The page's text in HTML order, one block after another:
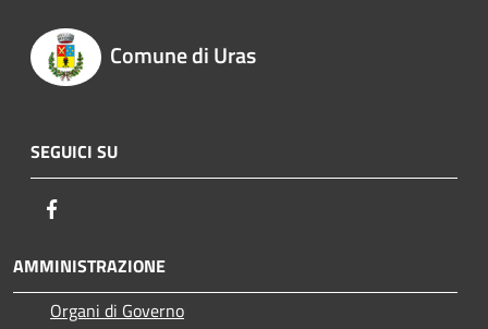
Comune di Uras
SEGUICI SU
AMMINISTRAZIONE
Organi di Governo